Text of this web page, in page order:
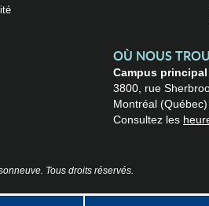
OÙ NOUS
Campus principal
3800, rue
Montréal
Consultez les
Tous droits réservés.